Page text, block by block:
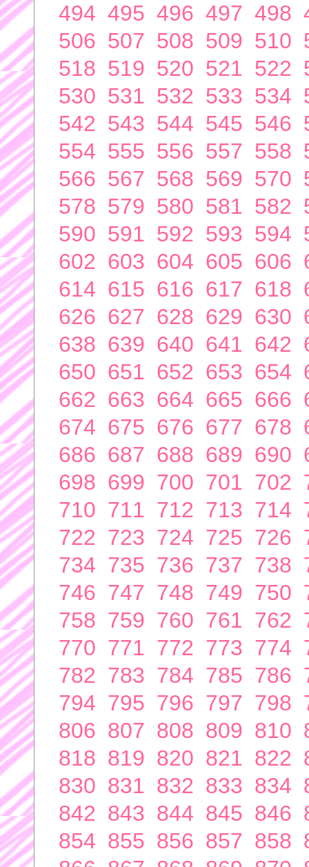
494 495 496 497 498
506 507 508 509 510
518 519 520 521 522
530 531 532 533 534
542 543 544 545 546
554 555 556 557 558
566 567 568 569 570
578 579 580 581 582
590 591 592 593 594
602 603 604 605 606
614 615 616 617 618
626 627 628 629 630
638 639 640 641 642
650 651 652 653 654
662 663 664 665 666
674 675 676 677 678
686 687 688 689 690
698 699 700 701 702
710 711 712 713 714
722 723 724 725 726
734 735 736 737 738
746 747 748 749 750
758 759 760 761 762
770 771 772 773 774
782 783 784 785 786
794 795 796 797 798
806 807 808 809 810
818 819 820 821 822
830 831 832 833 834
842 843 844 845 846
854 855 856 857 858